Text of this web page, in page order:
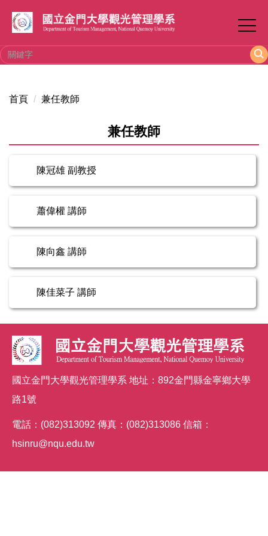
到
要
內
區
首頁 兼任教師
兼任教師
陳冠雄 副教授
蕭偉權 講師
陳向鑫 講師
陳佳菜子 講師
國立金門大學觀光管理學系 地址：892金門縣金寧鄉大學
路1號
電話：(082)313092 傳真：(082)313086 信箱：
hsinru@nqu.edu.tw